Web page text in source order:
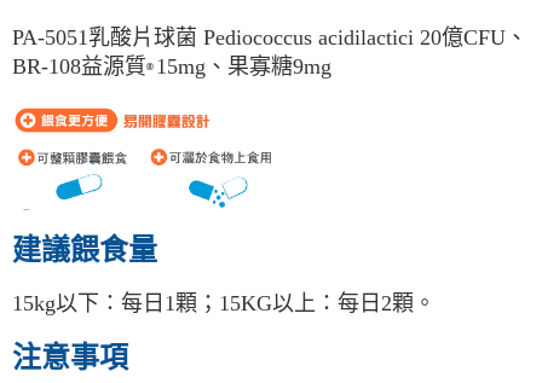
PA-5051乳酸片球菌 Pediococcus acidilactici 20億CFU、
BR-108益源質® 15mg、果寡糖9mg
建議餵食量
15kg以下：每日1顆；15KG以上：每日2顆。
注意事項